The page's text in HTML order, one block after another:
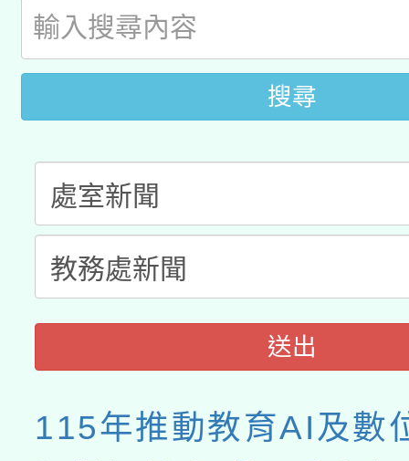
動」
開 智慧啟航」
搜尋
送出
115年推動教育AI及數